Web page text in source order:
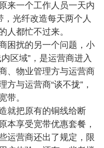
来一个工作人员一天内
光纤改造每天两个人
人都忙不过来。
扰的另一个问题，小
区域”，是运营商进入
、物业管理方与运营商
与运营商“谈不拢”，
带。
把原有的铜线给断
本享受宽带优惠套餐，
运营商还出了规定，限